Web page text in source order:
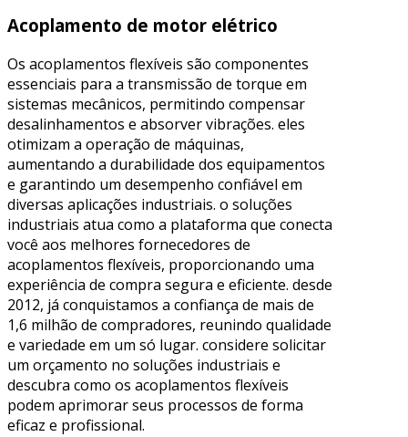
Acoplamento de motor elétrico
Os acoplamentos flexíveis são componentes
essenciais para a transmissão de torque em
sistemas mecânicos, permitindo compensar
desalinhamentos e absorver vibrações. eles
otimizam a operação de máquinas,
aumentando a durabilidade dos equipamentos
e garantindo um desempenho confiável em
diversas aplicações industriais. o soluções
industriais atua como a plataforma que conecta
você aos melhores fornecedores de
acoplamentos flexíveis, proporcionando uma
experiência de compra segura e eficiente. desde
2012, já conquistamos a confiança de mais de
1,6 milhão de compradores, reunindo qualidade
e variedade em um só lugar. considere solicitar
um orçamento no soluções industriais e
descubra como os acoplamentos flexíveis
podem aprimorar seus processos de forma
eficaz e profissional.